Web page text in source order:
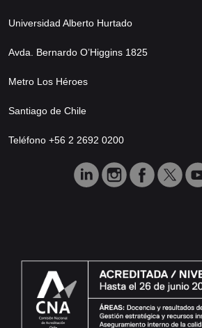
Universidad Alberto Hurtado
Avda. Bernardo O’Higgins 1825
Metro Los Héroes
Santiago de Chile
Teléfono +56 2 2692 0200